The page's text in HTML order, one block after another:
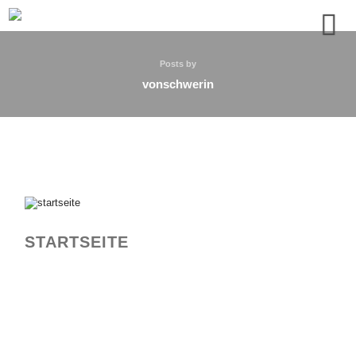
Posts by
vonschwerin
STARTSEITE